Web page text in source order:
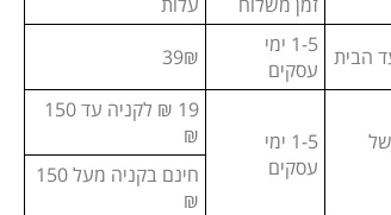
הבית
1-5 ימי
עסקים
39₪
1-5 ימי
עסקים
19 ₪ לקניה עד 150
₪
חינם בקניה מעל 150
₪